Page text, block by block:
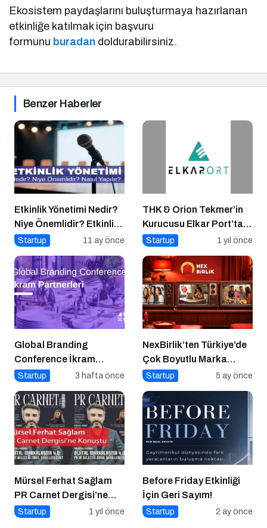
Ekosistem paydaşlarını buluşturmaya hazırlanan
etkinliğe katılmak için başvuru
formunu buradan doldurabilirsiniz.
Benzer Haberler
Etkinlik Yönetimi Nedir?
Niye Önemlidir? Etkinlik
Yönetimi Nasıl Yapılır?
Startup 11 ay önce
THK & Orion Tekmer’in
Kurucusu Elkar Port’tan
Savunma Sanayii
Electronics’e Stratejik
Yatırım
Startup 1 yıl önce
Global Branding
Conference İkram
Partnerleri: Katılımcı
Gastronomik Mimarisi
Startup 3 hafta önce
NexBirlik’ten Türkiye’de
Çok Boyutlu Marka
Hamlesi
Startup 5 ay önce
Mürsel Ferhat Sağlam
PR Carnet Dergisi’ne
Konuştu
Startup 1 yıl önce
Before Friday Etkinliği
İçin Geri Sayım!
Startup 2 ay önce